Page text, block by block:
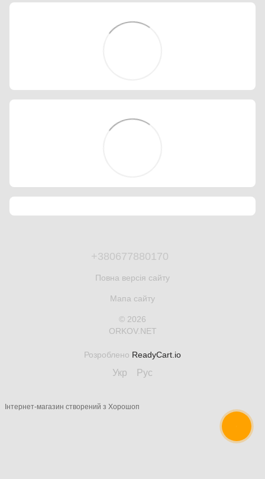
+380677880170
Повна версія сайту
Мапа сайту
© 2026
ORKOV.NET
Розроблено ReadyCart.io
Укр Рус
Інтернет-магазин створений з Хорошоп